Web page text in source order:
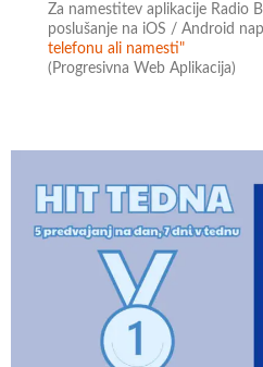
Za namestitev aplikacije Radio
poslušanje na iOS / Android
telefonu ali namesti"
(Progresivna Web Aplikacija)